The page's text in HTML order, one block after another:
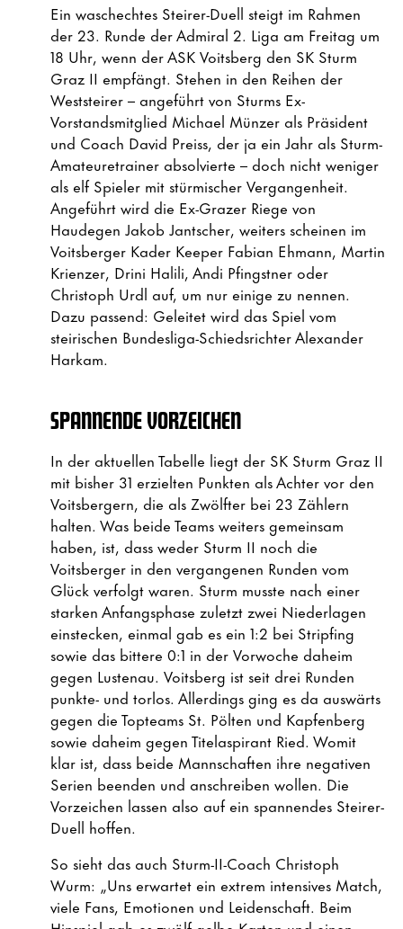
Ein waschechtes Steirer-Duell steigt im Rahmen
der 23. Runde der Admiral 2. Liga am Freitag um
18 Uhr, wenn der ASK Voitsberg den SK Sturm
Graz II empfängt. Stehen in den Reihen der
Weststeirer – angeführt von Sturms Ex-
Vorstandsmitglied Michael Münzer als Präsident
und Coach David Preiss, der ja ein Jahr als Sturm-
Amateuretrainer absolvierte – doch nicht weniger
als elf Spieler mit stürmischer Vergangenheit.
Angeführt wird die Ex-Grazer Riege von
Haudegen Jakob Jantscher, weiters scheinen im
Voitsberger Kader Keeper Fabian Ehmann, Martin
Krienzer, Drini Halili, Andi Pfingstner oder
Christoph Urdl auf, um nur einige zu nennen.
Dazu passend: Geleitet wird das Spiel vom
steirischen Bundesliga-Schiedsrichter Alexander
Harkam.
SPANNENDE VORZEICHEN
In der aktuellen Tabelle liegt der SK Sturm Graz II
mit bisher 31 erzielten Punkten als Achter vor den
Voitsbergern, die als Zwölfter bei 23 Zählern
halten. Was beide Teams weiters gemeinsam
haben, ist, dass weder Sturm II noch die
Voitsberger in den vergangenen Runden vom
Glück verfolgt waren. Sturm musste nach einer
starken Anfangsphase zuletzt zwei Niederlagen
einstecken, einmal gab es ein 1:2 bei Stripfing
sowie das bittere 0:1 in der Vorwoche daheim
gegen Lustenau. Voitsberg ist seit drei Runden
punkte- und torlos. Allerdings ging es da auswärts
gegen die Topteams St. Pölten und Kapfenberg
sowie daheim gegen Titelaspirant Ried. Womit
klar ist, dass beide Mannschaften ihre negativen
Serien beenden und anschreiben wollen. Die
Vorzeichen lassen also auf ein spannendes Steirer-
Duell hoffen.
So sieht das auch Sturm-II-Coach Christoph
Wurm: „Uns erwartet ein extrem intensives Match,
viele Fans, Emotionen und Leidenschaft. Beim